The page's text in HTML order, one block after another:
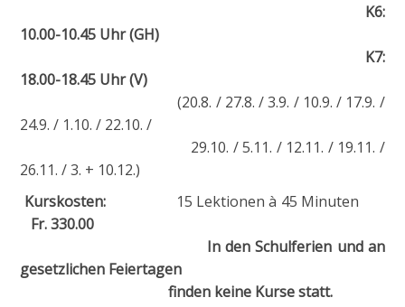
K6:
10.00-10.45 Uhr (GH)
K7:
18.00-18.45 Uhr (V)
(20.8. / 27.8. / 3.9. / 10.9. / 17.9. /
24.9. / 1.10. / 22.10. /
29.10. / 5.11. / 12.11. / 19.11. /
26.11. / 3. + 10.12.)
Kurskosten:15 Lektionen à 45 Minuten
Fr. 330.00
In den Schulferien und an
gesetzlichen Feiertagen
finden keine Kurse statt.